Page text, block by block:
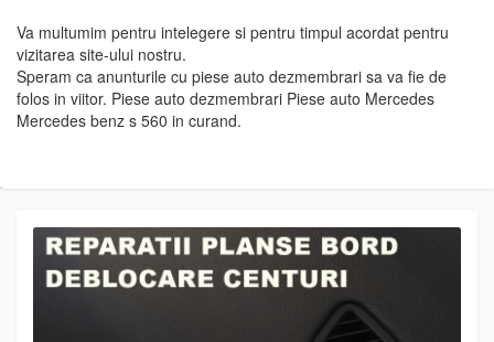
Va multumim pentru intelegere si pentru timpul acordat pentru
vizitarea site-ului nostru.
Speram ca anunturile cu piese auto dezmembrari sa va fie de
folos in viitor. Piese auto dezmembrari Piese auto Mercedes
Mercedes benz s 560 in curand.